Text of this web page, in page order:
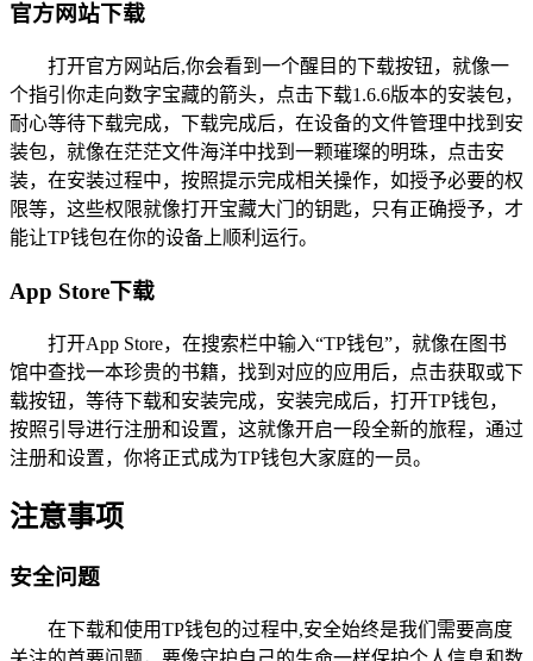
官方网站下载
打开官方网站后,你会看到一个醒目的下载按钮，就像一
个指引你走向数字宝藏的箭头，点击下载1.6.6版本的安装包，
耐心等待下载完成，下载完成后，在设备的文件管理中找到安
装包，就像在茫茫文件海洋中找到一颗璀璨的明珠，点击安
装，在安装过程中，按照提示完成相关操作，如授予必要的权
限等，这些权限就像打开宝藏大门的钥匙，只有正确授予，才
能让TP钱包在你的设备上顺利运行。
App Store下载
打开App Store，在搜索栏中输入“TP钱包”，就像在图书
馆中查找一本珍贵的书籍，找到对应的应用后，点击获取或下
载按钮，等待下载和安装完成，安装完成后，打开TP钱包，
按照引导进行注册和设置，这就像开启一段全新的旅程，通过
注册和设置，你将正式成为TP钱包大家庭的一员。
注意事项
安全问题
在下载和使用TP钱包的过程中,安全始终是我们需要高度